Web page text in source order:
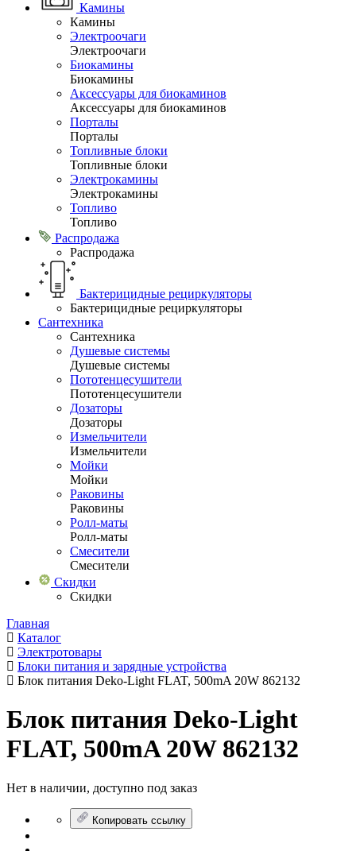
Камины
Камины
Электроочаги
Электроочаги
Биокамины
Биокамины
Аксессуары для биокаминов
Аксессуары для биокаминов
Порталы
Порталы
Топливные блоки
Топливные блоки
Электрокамины
Электрокамины
Топливо
Топливо
Распродажа
Распродажа
Бактерицидные рециркуляторы
Бактерицидные рециркуляторы
Сантехника
Сантехника
Душевые системы
Душевые системы
Пототенцесушители
Пототенцесушители
Дозаторы
Дозаторы
Измельчители
Измельчители
Мойки
Мойки
Раковины
Раковины
Ролл-маты
Ролл-маты
Смесители
Смесители
Скидки
Скидки
Главная
Каталог
Электротовары
Блоки питания и зарядные устройства
Блок питания Deko-Light FLAT, 500mA 20W 862132
Блок питания Deko-Light
FLAT, 500mA 20W 862132
Нет в наличии, доступно под заказ
Копировать ссылку